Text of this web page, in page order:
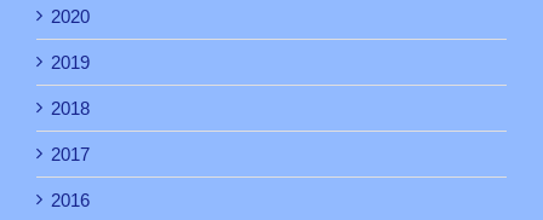
2020
2019
2018
2017
2016